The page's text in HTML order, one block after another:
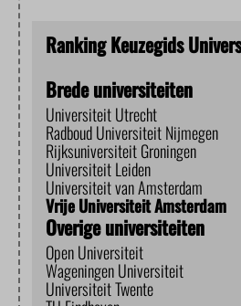
Ranking Keuzegids
Brede universiteiten
Universiteit Utrecht
Radboud Universiteit Nijmegen
Rijksuniversiteit Groningen
Universiteit Leiden
Universiteit van Amsterdam
Vrije Universiteit Amsterdam
Overige universiteiten
Open Universiteit
Wageningen Universiteit
Universiteit Twente